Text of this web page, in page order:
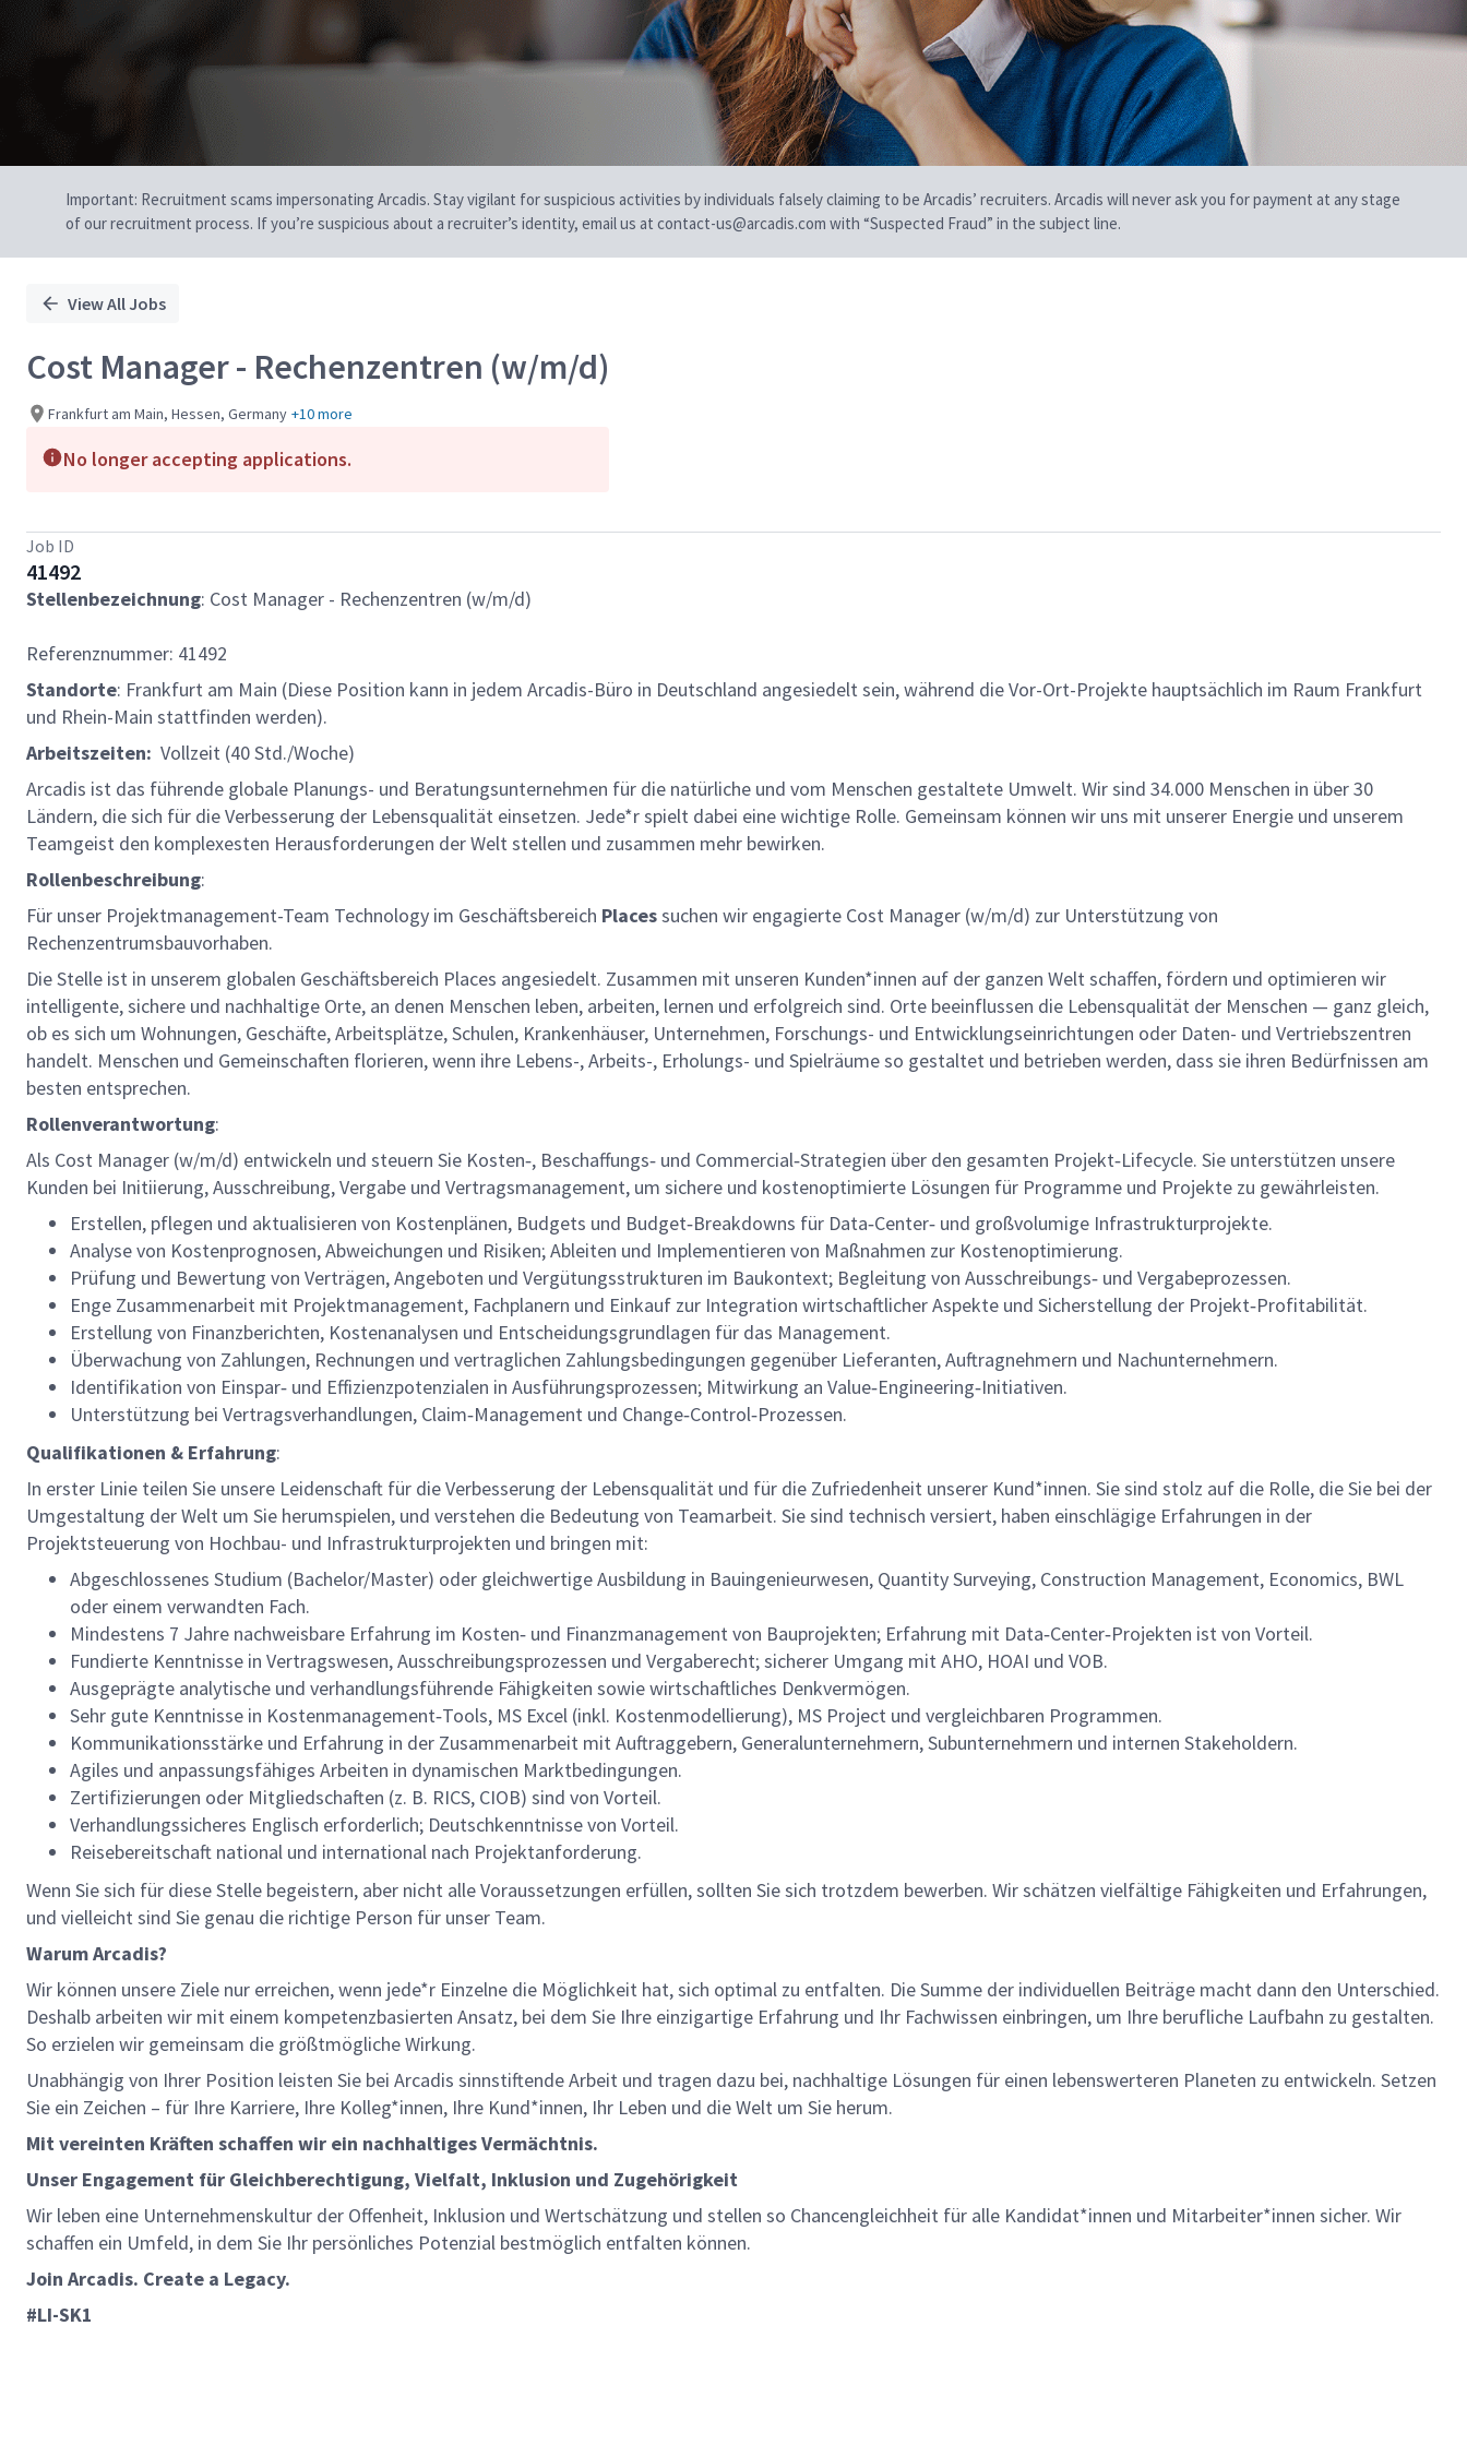
Important: Recruitment scams impersonating Arcadis. Stay vigilant for suspicious activities by individuals falsely claiming to be Arcadis’ recruiters. Arcadis will never ask you for payment at any stage
of our recruitment process. If you’re suspicious about a recruiter’s identity, email us at contact-us@arcadis.com with “Suspected Fraud” in the subject line.
View All Jobs
Cost Manager - Rechenzentren (w/m/d)
Frankfurt am Main, Hessen, Germany +10 more
No longer accepting applications.
Job ID
41492
Stellenbezeichnung: Cost Manager - Rechenzentren (w/m/d)
Referenznummer: 41492
Standorte: Frankfurt am Main (Diese Position kann in jedem Arcadis-Büro in Deutschland angesiedelt sein, während die Vor-Ort-Projekte hauptsächlich im Raum Frankfurt
und Rhein-Main stattfinden werden).
Arbeitszeiten: Vollzeit (40 Std./Woche)
Arcadis ist das führende globale Planungs- und Beratungsunternehmen für die natürliche und vom Menschen gestaltete Umwelt. Wir sind 34.000 Menschen in über 30
Ländern, die sich für die Verbesserung der Lebensqualität einsetzen. Jede*r spielt dabei eine wichtige Rolle. Gemeinsam können wir uns mit unserer Energie und unserem
Teamgeist den komplexesten Herausforderungen der Welt stellen und zusammen mehr bewirken.
Rollenbeschreibung:
Für unser Projektmanagement-Team Technology im Geschäftsbereich Placessuchen wir engagierte Cost Manager (w/m/d) zur Unterstützung von
Rechenzentrumsbauvorhaben.
Die Stelle ist in unserem globalen Geschäftsbereich Places angesiedelt. Zusammen mit unseren Kunden*innen auf der ganzen Welt schaffen, fördern und optimieren wir
intelligente, sichere und nachhaltige Orte, an denen Menschen leben, arbeiten, lernen und erfolgreich sind. Orte beeinflussen die Lebensqualität der Menschen — ganz gleich,
ob es sich um Wohnungen, Geschäfte, Arbeitsplätze, Schulen, Krankenhäuser, Unternehmen, Forschungs- und Entwicklungseinrichtungen oder Daten- und Vertriebszentren
handelt. Menschen und Gemeinschaften florieren, wenn ihre Lebens-, Arbeits-, Erholungs- und Spielräume so gestaltet und betrieben werden, dass sie ihren Bedürfnissen am
besten entsprechen.
Rollenverantwortung:
Als Cost Manager (w/m/d) entwickeln und steuern Sie Kosten‑, Beschaffungs‑ und Commercial‑Strategien über den gesamten Projekt‑Lifecycle. Sie unterstützen unsere
Kunden bei Initiierung, Ausschreibung, Vergabe und Vertragsmanagement, um sichere und kostenoptimierte Lösungen für Programme und Projekte zu gewährleisten.
Erstellen, pflegen und aktualisieren von Kostenplänen, Budgets und Budget‑Breakdowns für Data‑Center‑ und großvolumige Infrastrukturprojekte.
Analyse von Kostenprognosen, Abweichungen und Risiken; Ableiten und Implementieren von Maßnahmen zur Kostenoptimierung.
Prüfung und Bewertung von Verträgen, Angeboten und Vergütungsstrukturen im Baukontext; Begleitung von Ausschreibungs‑ und Vergabeprozessen.
Enge Zusammenarbeit mit Projektmanagement, Fachplanern und Einkauf zur Integration wirtschaftlicher Aspekte und Sicherstellung der Projekt‑Profitabilität.
Erstellung von Finanzberichten, Kostenanalysen und Entscheidungsgrundlagen für das Management.
Überwachung von Zahlungen, Rechnungen und vertraglichen Zahlungsbedingungen gegenüber Lieferanten, Auftragnehmern und Nachunternehmern.
Identifikation von Einspar‑ und Effizienzpotenzialen in Ausführungsprozessen; Mitwirkung an Value‑Engineering‑Initiativen.
Unterstützung bei Vertragsverhandlungen, Claim‑Management und Change‑Control‑Prozessen.
Qualifikationen & Erfahrung:
In erster Linie teilen Sie unsere Leidenschaft für die Verbesserung der Lebensqualität und für die Zufriedenheit unserer Kund*innen. Sie sind stolz auf die Rolle, die Sie bei der
Umgestaltung der Welt um Sie herumspielen, und verstehen die Bedeutung von Teamarbeit. Sie sind technisch versiert, haben einschlägige Erfahrungen in der
Projektsteuerung von Hochbau- und Infrastrukturprojekten und bringen mit:
Abgeschlossenes Studium (Bachelor/Master) oder gleichwertige Ausbildung in Bauingenieurwesen, Quantity Surveying, Construction Management, Economics, BWL
oder einem verwandten Fach.
Mindestens 7 Jahre nachweisbare Erfahrung im Kosten‑ und Finanzmanagement von Bauprojekten; Erfahrung mit Data‑Center‑Projekten ist von Vorteil.
Fundierte Kenntnisse in Vertragswesen, Ausschreibungsprozessen und Vergaberecht; sicherer Umgang mit AHO, HOAI und VOB.
Ausgeprägte analytische und verhandlungsführende Fähigkeiten sowie wirtschaftliches Denkvermögen.
Sehr gute Kenntnisse in Kostenmanagement‑Tools, MS Excel (inkl. Kostenmodellierung), MS Project und vergleichbaren Programmen.
Kommunikationsstärke und Erfahrung in der Zusammenarbeit mit Auftraggebern, Generalunternehmern, Subunternehmern und internen Stakeholdern.
Agiles und anpassungsfähiges Arbeiten in dynamischen Marktbedingungen.
Zertifizierungen oder Mitgliedschaften (z. B. RICS, CIOB) sind von Vorteil.
Verhandlungssicheres Englisch erforderlich; Deutschkenntnisse von Vorteil.
Reisebereitschaft national und international nach Projektanforderung.
Wenn Sie sich für diese Stelle begeistern, aber nicht alle Voraussetzungen erfüllen, sollten Sie sich trotzdem bewerben. Wir schätzen vielfältige Fähigkeiten und Erfahrungen,
und vielleicht sind Sie genau die richtige Person für unser Team.
Warum Arcadis?
Wir können unsere Ziele nur erreichen, wenn jede*r Einzelne die Möglichkeit hat, sich optimal zu entfalten. Die Summe der individuellen Beiträge macht dann den Unterschied.
Deshalb arbeiten wir mit einem kompetenzbasierten Ansatz, bei dem Sie Ihre einzigartige Erfahrung und Ihr Fachwissen einbringen, um Ihre berufliche Laufbahn zu gestalten.
So erzielen wir gemeinsam die größtmögliche Wirkung.
Unabhängig von Ihrer Position leisten Sie bei Arcadis sinnstiftende Arbeit und tragen dazu bei, nachhaltige Lösungen für einen lebenswerteren Planeten zu entwickeln. Setzen
Sie ein Zeichen – für Ihre Karriere, Ihre Kolleg*innen, Ihre Kund*innen, Ihr Leben und die Welt um Sie herum.
Mit vereinten Kräften schaffen wir ein nachhaltiges Vermächtnis.
Unser Engagement für Gleichberechtigung, Vielfalt, Inklusion und Zugehörigkeit
Wir leben eine Unternehmenskultur der Offenheit, Inklusion und Wertschätzung und stellen so Chancengleichheit für alle Kandidat*innen und Mitarbeiter*innen sicher. Wir
schaffen ein Umfeld, in dem Sie Ihr persönliches Potenzial bestmöglich entfalten können.
Join Arcadis. Create a Legacy.
#LI-SK1